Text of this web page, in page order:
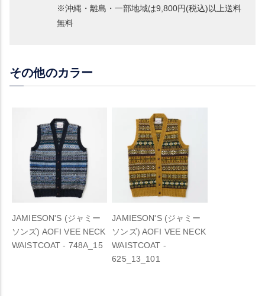
※沖縄・離島・一部地域は9,800円(税込)以上送料
無料
その他のカラー
JAMIESON'S (ジャミー
ソンズ) AOFI VEE NECK
WAISTCOAT - 748A_15
JAMIESON'S (ジャミー
ソンズ) AOFI VEE NECK
WAISTCOAT -
625_13_101